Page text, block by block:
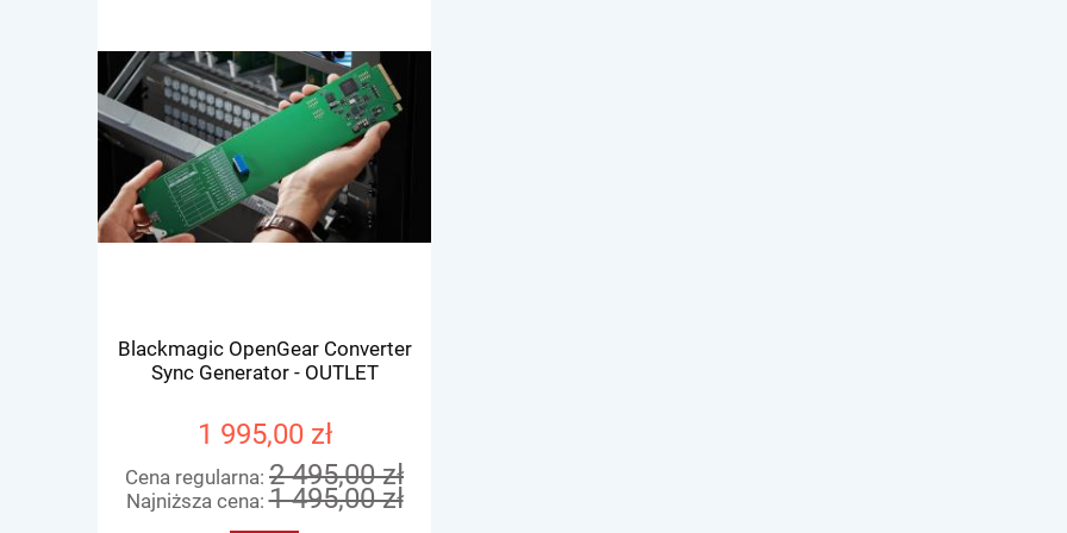
Blackmagic OpenGear Converter
Sync Generator - OUTLET
1 995,00 zł
Cena regularna: 2 495,00 zł
Najniższa cena:1 495,00 zł